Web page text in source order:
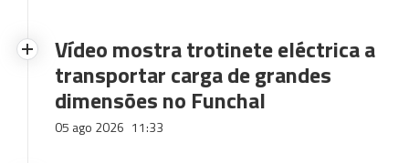
Vídeo mostra trotinete eléctrica a
transportar carga de grandes
dimensões no Funchal
05 ago 2026 11:33